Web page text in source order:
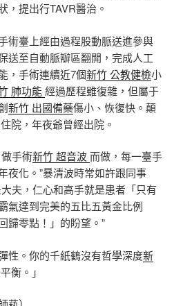
，提出行TAVR醫治。
術臺上經由過程股動脈送進參與
送至自動脈瓣區翻開，完成人工
，手術連續近7個新竹 公教健檢小
肺功能 經過歷程雖復雜，但屬于
新竹 出國備藥傷小、恢復快。顛
院，年夜爺曾經出院。
手術新竹 超音波而做，每一臺手
夜化。”暴清波時常如許跟同事
夫，仁心和高手就是患者「只有
氣達到完美的五比五黃金比例
歸零點！」的盼望。”
性。你的千紙鶴沒有哲學深度新
衡。」